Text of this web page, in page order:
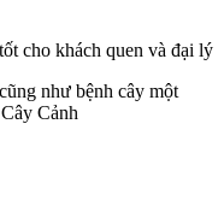
cho khách quen và đại lý
như bệnh cây một
Cảnh